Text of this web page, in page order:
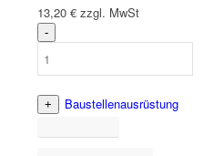
Bau­stellen­aus­rüstung
13,20 € zzgl. MwSt